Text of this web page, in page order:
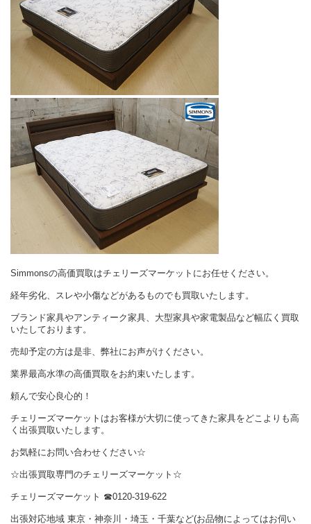
Simmonsの高価買取はチェリーズマーケットにお任せください。
経年劣化、スレや小傷などがあるものでも買取いたします。
ブランド家具やアンティーク家具、大型家具や家電製品など幅広く買取
いたしております。
売却予定の方は是非、弊社にお声がけください。
業界最高水準の高価買取をお約束いたします。
頼んで安心良心的！
チェリーズマーケットはお客様が大切に使ってきた家具をどこよりも高
く出張買取いたします。
お気軽にお問い合わせください☆
☆出張買取専門のチェリーズマーケット☆
チェリーズマーケット ☎︎0120-319-622
出張対応地域 東京・神奈川・埼玉・千葉など(お品物によってはお伺い